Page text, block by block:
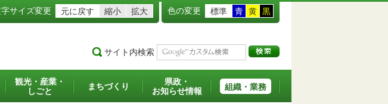
サイズ変更 元に戻す 縮小 拡大 色の変更 標準 青 黄 黒
サイト内検索
観光・産業・
しごと
まちづくり
県政・
お知らせ情報
組織・業務